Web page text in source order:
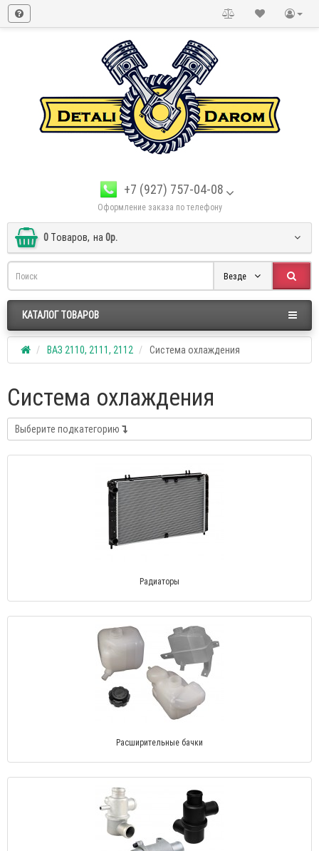
+7 (927) 757-04-08
Оформление заказа по телефону
0 Tоваров, на 0р.
Везде
КАТАЛОГ ТОВАРОВ
ВАЗ 2110, 2111, 2112 Система охлаждения
Система охлаждения
Выберите подкатегорию
Радиаторы
Расширительные бачки